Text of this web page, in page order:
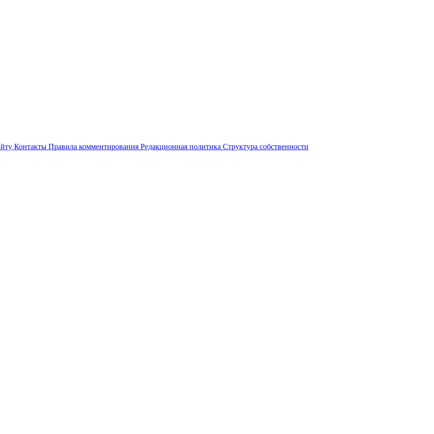
Контакты Правила комментирования Редакционная политика Структура собственности